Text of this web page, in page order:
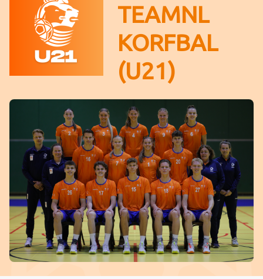
TEAMNL
KORFBAL
(U21)